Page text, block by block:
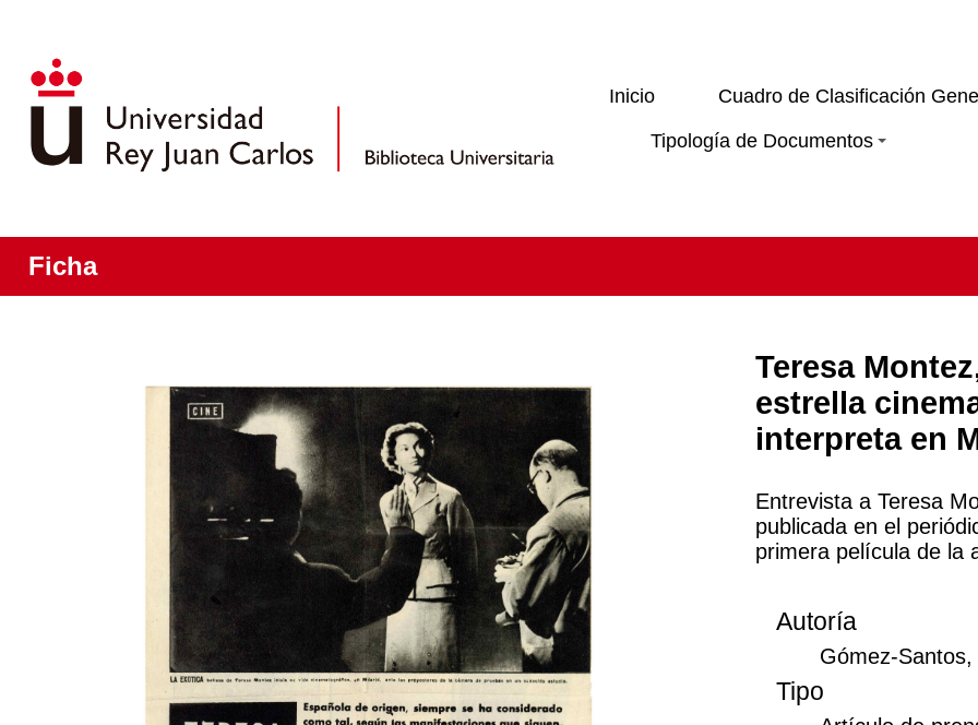
Inicio Cuadro de Clasificación
Tipología de Documentos
Ficha
Teresa
estrella
interpreta en
Entrevista a Teresa
publicada en el
primera película de la
Autoría
Gómez-
Tipo